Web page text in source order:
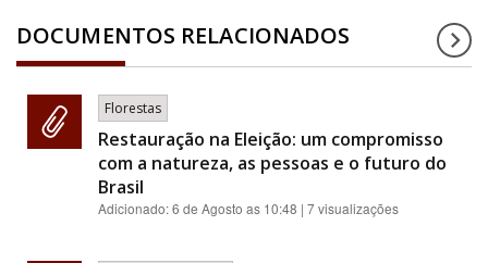
DOCUMENTOS RELACIONADOS
Florestas
Restauração na Eleição: um compromisso
com a natureza, as pessoas e o futuro do
Brasil
Adicionado:6 de Agosto as 10:48 | 7 visualizações